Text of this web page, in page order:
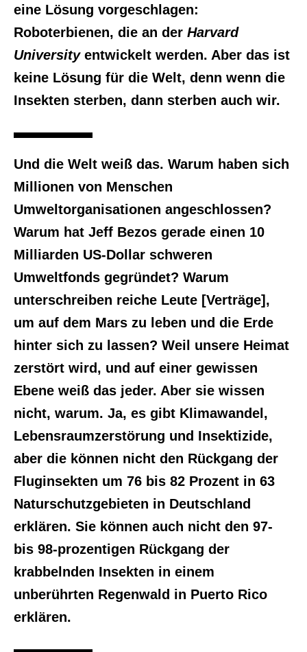
eine Lösung vorgeschlagen:
Roboterbienen, die an der Harvard
Universityentwickelt werden. Aber das ist
keine Lösung für die Welt, denn wenn die
Insekten sterben, dann sterben auch wir.
Und die Welt weiß das. Warum haben sich
Millionen von Menschen
Umweltorganisationen angeschlossen?
Warum hat Jeff Bezos gerade einen 10
Milliarden US-Dollar schweren
Umweltfonds gegründet? Warum
unterschreiben reiche Leute [Verträge],
um auf dem Mars zu leben und die Erde
hinter sich zu lassen? Weil unsere Heimat
zerstört wird, und auf einer gewissen
Ebene weiß das jeder. Aber sie wissen
nicht, warum. Ja, es gibt Klimawandel,
Lebensraumzerstörung und Insektizide,
aber die können nicht den Rückgang der
Fluginsekten um 76 bis 82 Prozent in 63
Naturschutzgebieten in Deutschland
erklären. Sie können auch nicht den 97-
bis 98-prozentigen Rückgang der
krabbelnden Insekten in einem
unberührten Regenwald in Puerto Rico
erklären.